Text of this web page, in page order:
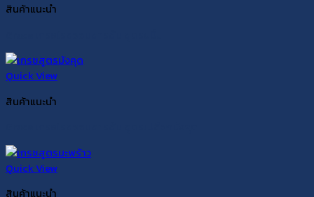
สินค้าแนะนำ
Quick View
สินค้าแนะนำ
Quick View
สินค้าแนะนำ